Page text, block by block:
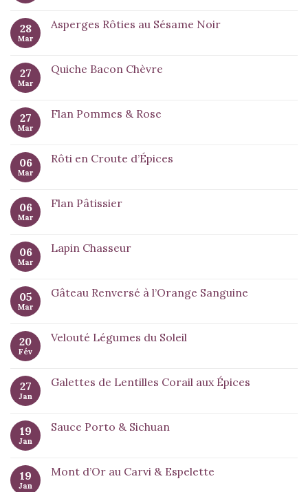
28
Mar
Asperges Rôties au Sésame Noir
27
Mar
Quiche Bacon Chèvre
27
Mar
Flan Pommes & Rose
06
Mar
Rôti en Croute d’Épices
06
Mar
Flan Pâtissier
06
Mar
Lapin Chasseur
05
Mar
Gâteau Renversé à l’Orange Sanguine
20
Fév
Velouté Légumes du Soleil
27
Jan
Galettes de Lentilles Corail aux Épices
19
Jan
Sauce Porto & Sichuan
19
Jan
Mont d’Or au Carvi & Espelette